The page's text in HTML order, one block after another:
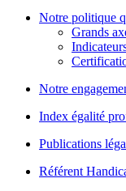
Notre politique
Grands
Notre
Index égalité
Publications
Référent